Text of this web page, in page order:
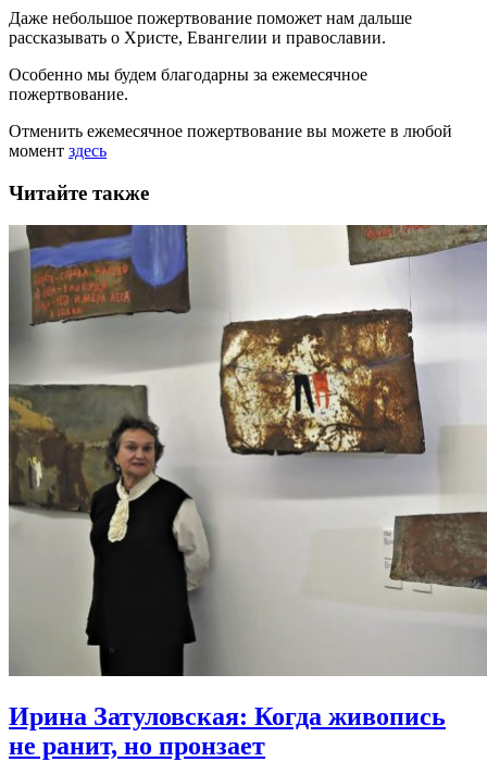
Даже небольшое пожертвование поможет нам дальше
рассказывать о Христе, Евангелии и православии.
Особенно мы будем благодарны за ежемесячное
пожертвование.
Отменить ежемесячное пожертвование вы можете в любой
момент здесь
Читайте также
Ирина Затуловская: Когда живопись
не ранит, но пронзает